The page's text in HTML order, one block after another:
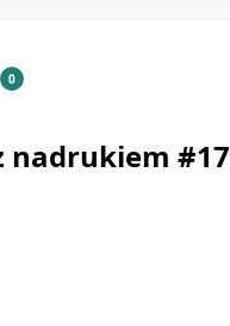
0
nadrukiem #17